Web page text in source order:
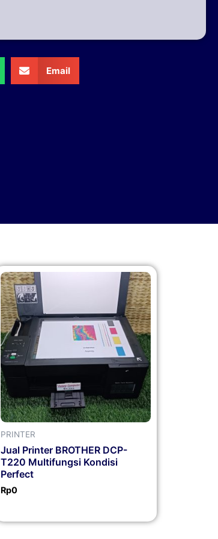
Email
PRINTER
Jual Printer BROTHER DCP-
T220 Multifungsi Kondisi
Perfect
Rp0